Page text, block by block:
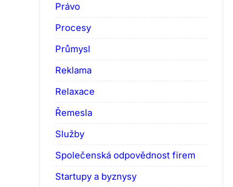
Právo
Procesy
Průmysl
Reklama
Relaxace
Řemesla
Služby
Společenská odpovědnost firem
Startupy a byznysy